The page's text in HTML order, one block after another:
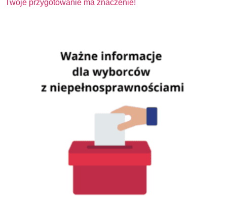
Twoje przygotowanie ma znaczenie!